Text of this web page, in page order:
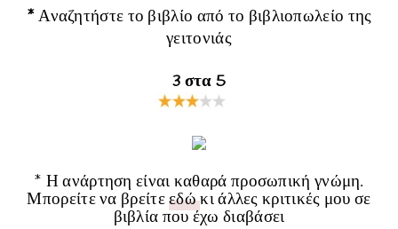
*Αναζητήστε το βιβλίο από το βιβλιοπωλείο της
γειτονιάς
3 στα 5
* Η ανάρτηση είναι καθαρά προσωπική γνώμη.
Μπορείτε να βρείτεεδώκι άλλες κριτικές μου σε
βιβλία που έχω διαβάσει